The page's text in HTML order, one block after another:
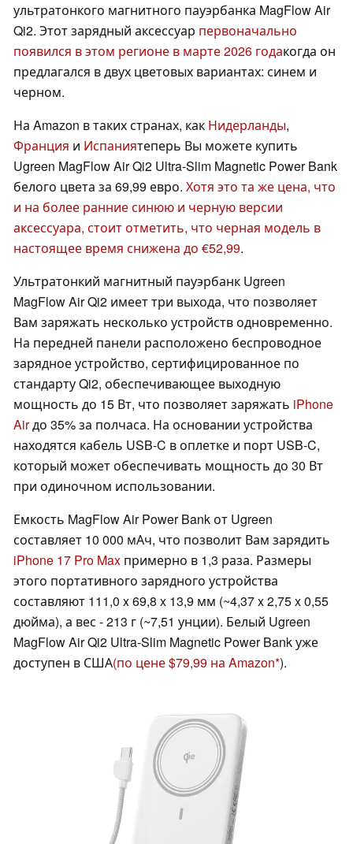
ультратонкого магнитного пауэрбанка MagFlow Air
Qi2. Этот зарядный аксессуар первоначально
появился в этом регионе в марте 2026 годакогда он
предлагался в двух цветовых вариантах: синем и
черном.
На Amazon в таких странах, как Нидерланды,
Франция и Испаниятеперь Вы можете купить
Ugreen MagFlow Air Qi2 Ultra-Slim Magnetic Power Bank
белого цвета за 69,99 евро. Хотя это та же цена, что
и на более ранние синюю и черную версии
аксессуара, стоит отметить, что черная модель в
настоящее время снижена до €52,99.
Ультратонкий магнитный пауэрбанк Ugreen
MagFlow Air Qi2 имеет три выхода, что позволяет
Вам заряжать несколько устройств одновременно.
На передней панели расположено беспроводное
зарядное устройство, сертифицированное по
стандарту Qi2, обеспечивающее выходную
мощность до 15 Вт, что позволяет заряжать iPhone
Airдо 35% за полчаса. На основании устройства
находятся кабель USB-C в оплетке и порт USB-C,
который может обеспечивать мощность до 30 Вт
при одиночном использовании.
Емкость MagFlow Air Power Bank от Ugreen
составляет 10 000 мАч, что позволит Вам зарядить
iPhone 17 Pro Max примерно в 1,3 раза. Размеры
этого портативного зарядного устройства
составляют 111,0 x 69,8 x 13,9 мм (~4,37 x 2,75 x 0,55
дюйма), а вес - 213 г (~7,51 унции). Белый Ugreen
MagFlow Air Qi2 Ultra-Slim Magnetic Power Bank уже
доступен в США(по цене $79,99 на Amazon ).